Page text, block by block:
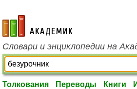
academic.ru
Словари и энциклопедии на
Толкования Переводы Книги